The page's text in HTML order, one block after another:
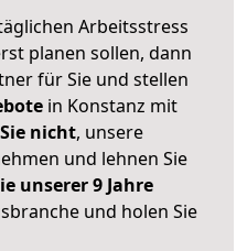
Arbeitsstress
planen sollen, dann
für Sie und stellen
in Konstanz mit
nicht, unsere
und lehnen Sie
unserer 9 Jahre
und holen Sie